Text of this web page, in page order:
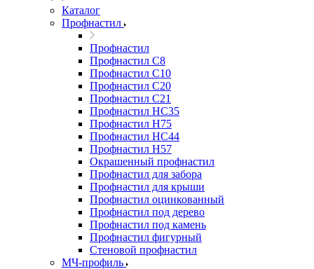
Каталог
Профнастил
Профнастил
Профнастил С8
Профнастил С10
Профнастил С20
Профнастил С21
Профнастил НС35
Профнастил Н75
Профнастил HC44
Профнастил Н57
Окрашенный профнастил
Профнастил для забора
Профнастил для крыши
Профнастил оцинкованный
Профнастил под дерево
Профнастил под камень
Профнастил фигурный
Стеновой профнастил
МЧ-профиль